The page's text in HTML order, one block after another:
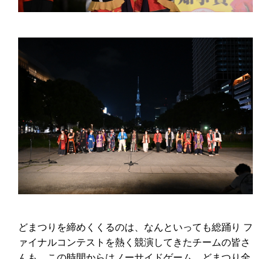
どまつりを締めくくるのは、なんといっても総踊り フ
ァイナルコンテストを熱く競演してきたチームの皆さ